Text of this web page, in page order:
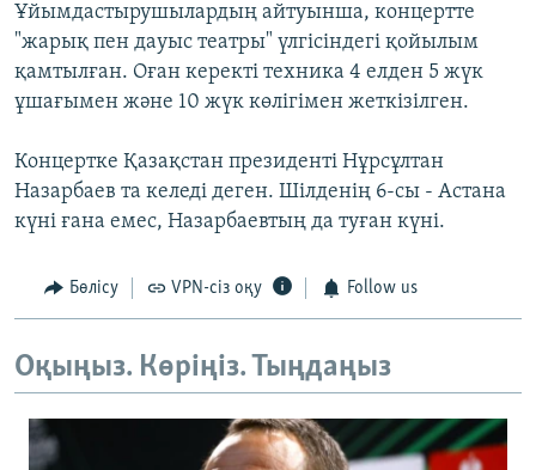
Ұйымдастырушылардың айтуынша, концертте
"жарық пен дауыс театры" үлгісіндегі қойылым
қамтылған. Оған керекті техника 4 елден 5 жүк
ұшағымен және 10 жүк көлігімен жеткізілген.
Концертке Қазақстан президенті Нұрсұлтан
Назарбаев та келеді деген. Шілденің 6-сы - Астана
күні ғана емес, Назарбаевтың да туған күні.
Бөлісу VPN-сіз оқу Follow us
Оқыңыз. Көріңіз. Тыңдаңыз